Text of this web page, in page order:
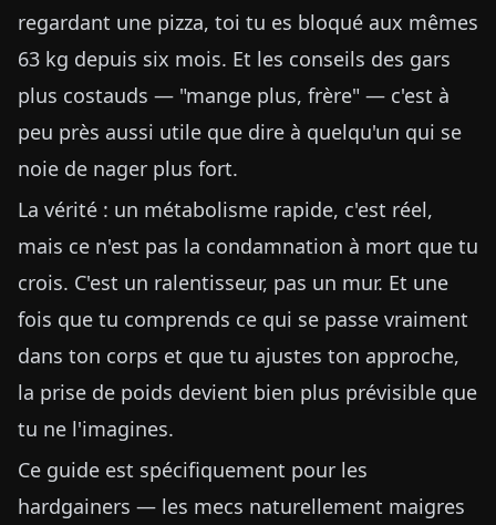
regardant une pizza, toi tu es bloqué aux mêmes
63 kg depuis six mois. Et les conseils des gars
plus costauds — "mange plus, frère" — c'est à
peu près aussi utile que dire à quelqu'un qui se
noie de nager plus fort.
La vérité : un métabolisme rapide, c'est réel,
mais ce n'est pas la condamnation à mort que tu
crois. C'est un ralentisseur, pas un mur. Et une
fois que tu comprends ce qui se passe vraiment
dans ton corps et que tu ajustes ton approche,
la prise de poids devient bien plus prévisible que
tu ne l'imagines.
Ce guide est spécifiquement pour les
hardgainers — les mecs naturellement maigres